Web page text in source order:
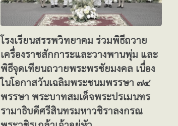
โรงเรียนสรรพวิทยาคม ร่วมพิธีถวาย
เครื่องราชสักการะและวางพานพุ่ม และ
พิธีจุดเทียนถวายพระพรชัยมงคล เนื่อง
ในโอกาสวันเฉลิมพระชนมพรรษา ๗๔
พรรษา พระบาทสมเด็จพระปรเมนทร
รามาธิบดีศรีสินทรมหาวชิราลงกรณ